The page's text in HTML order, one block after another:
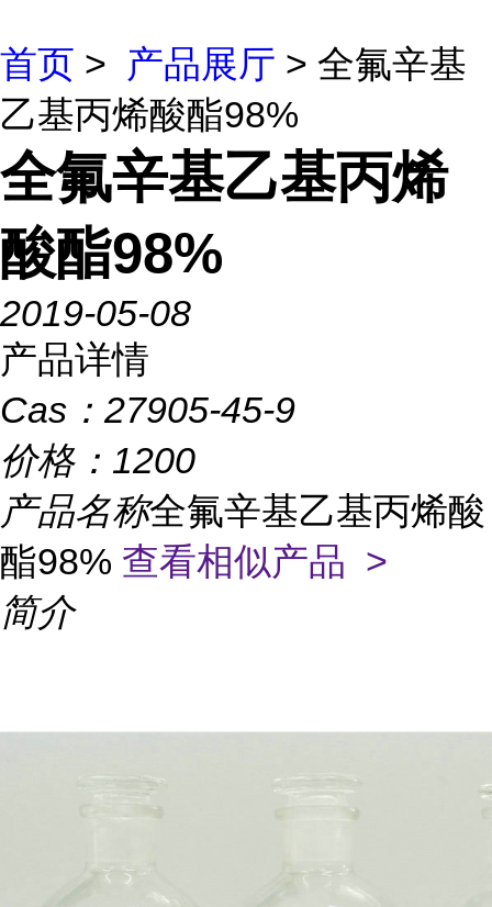
首页 > 产品展厅 > 全氟辛基
乙基丙烯酸酯98%
全氟辛基乙基丙烯
酸酯98%
2019-05-08
产品详情
Cas： 27905-45-9
价格： 1200
产品名称全氟辛基乙基丙烯酸
酯98% 查看相似产品 >
简介